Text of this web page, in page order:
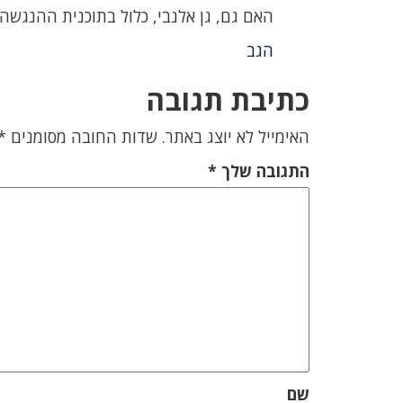
האם גם, גן אלנבי, כלול בתוכנית
הגב
כתיבת תגובה
האימייל לא יוצג באתר. שדות החובה מסומנים
התגובה שלך*
שם